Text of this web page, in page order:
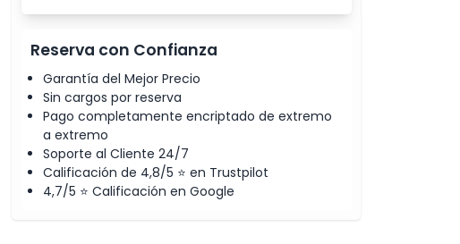
Reserva con Confianza
Garantía del Mejor Precio
Sin cargos por reserva
Pago completamente encriptado de extremo
a extremo
Soporte al Cliente 24/7
Calificación de 4,8/5 ⭐ en Trustpilot
4,7/5 ⭐ Calificación en Google